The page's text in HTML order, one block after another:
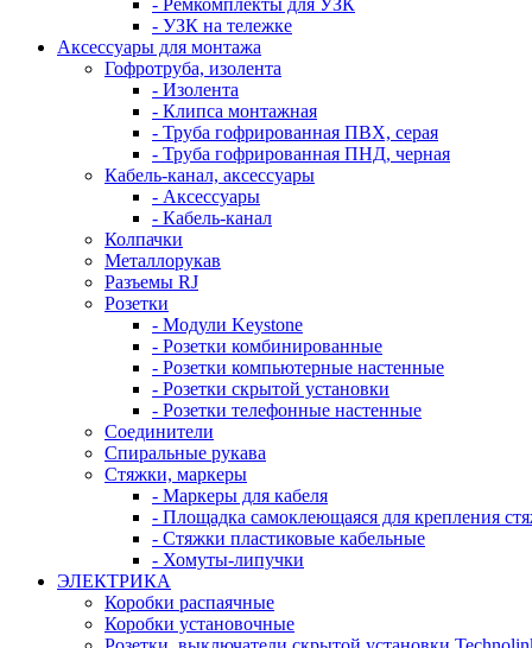
- Ремкомплекты для УЗК
- УЗК на тележке
Аксессуары для монтажа
Гофротруба, изолента
- Изолента
- Клипса монтажная
- Труба гофрированная ПВХ, серая
- Труба гофрированная ПНД, черная
Кабель-канал, аксессуары
- Аксессуары
- Кабель-канал
Колпачки
Металлорукав
Разъемы RJ
Розетки
- Модули Keystone
- Розетки комбинированные
- Розетки компьютерные настенные
- Розетки скрытой установки
- Розетки телефонные настенные
Соединители
Спиральные рукава
Стяжки, маркеры
- Маркеры для кабеля
- Площадка самоклеющаяся для крепления
- Стяжки пластиковые кабельные
- Хомуты-липучки
ЭЛЕКТРИКА
Коробки распаячные
Коробки установочные